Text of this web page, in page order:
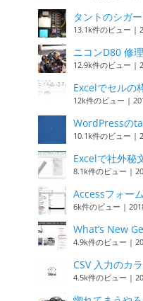
タントのシガ
13.1k件のビュー |
ニコンD80 修
12.9k件のビュー |
Excelでセルの
12k件のビュー |
WordPressの
10.1k件のビュー |
Excelで社外秘
8.1k件のビュー |
Accessフォー
6k件のビュー |
What’s New
4.9k件のビュー |
CSV 入力のカ
4.5k件のビュー |